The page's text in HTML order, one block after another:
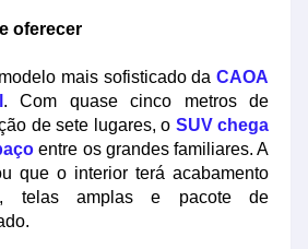
oferecer
mais sofisticado daCAOA
. Com quase cinco metros de
de sete lugares, o SUV chega
entre os grandes familiares. A
que o interior terá acabamento
telas amplas e pacote de